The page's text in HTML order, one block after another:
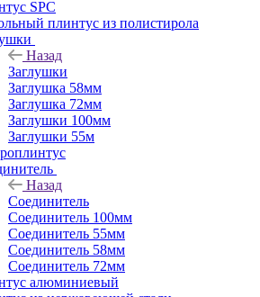
SPC
плинтус из полистирола
Назад
Заглушки
Заглушка 58мм
Заглушка 72мм
Заглушки 100мм
Заглушки 55м
Назад
Соединитель
Соединитель 100мм
Соединитель 55мм
Соединитель 58мм
Соединитель 72мм
алюминиевый